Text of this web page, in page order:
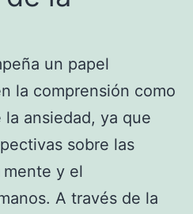
un papel
la comprensión como
ansiedad, ya que
sobre las
y el
A través de la